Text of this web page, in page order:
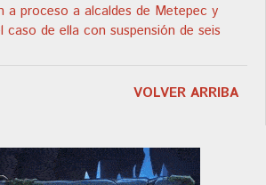
a proceso a alcaldes de Metepec y
caso de ella con suspensión de seis
VOLVER ARRIBA